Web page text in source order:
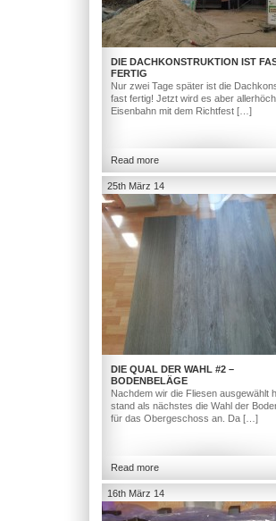
DIE DACHKONSTRUKTION IST
FERTIG
Nur zwei Tage später ist die
fast fertig! Jetzt wird es aber
Eisenbahn mit dem Richtfest […]
Read more
25th März 14
DIE QUAL DER WAHL #2 –
BODENBELÄGE
Nachdem wir die Fliesen ausgewählt
stand als nächstes die Wahl der
für das Obergeschoss an. Da […]
Read more
16th März 14